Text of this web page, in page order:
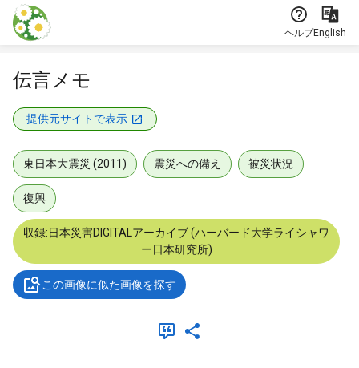
本文に飛ぶ
ヘルプEnglish
伝言メモ
提供元サイトで表示
東日本大震災 (2011) 震災への備え 被災状況
復興
収録:日本災害DIGITALアーカイブ (ハーバード大学ライシャワ
ー日本研究所)
この画像に似た画像を探す